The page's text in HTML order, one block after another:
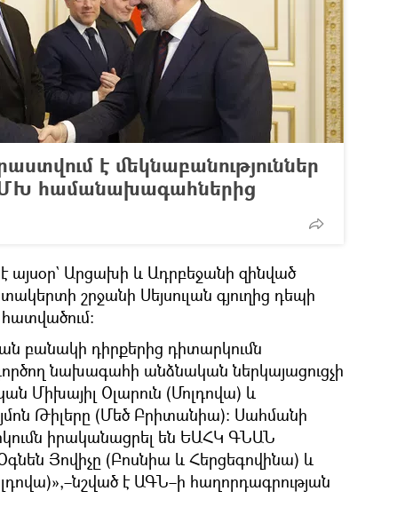
է մեկնաբանություններ
համանախագահներից
այսօր` Արցախի և Ադրբեջանի զինված
շրջանի Սեյսուլան գյուղից դեպի
բանակի դիրքերից դիտարկումն
նախագահի անձնական ներկայացուցչի
Միխայիլ Օլարուն (Մոլդովա) և
Թիլերը (Մեծ Բրիտանիա): Սահմանի
իրականացրել են ԵԱՀԿ ԳՆԱՆ
Յովիչը (Բոսնիա և Հերցեգովինա) և
է ԱԳՆ–ի հաղորդագրության